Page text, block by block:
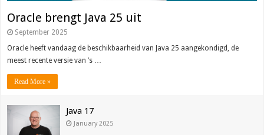
Oracle brengt Java 25 uit
September 2025
Oracle heeft vandaag de beschikbaarheid van Java 25 aangekondigd, de
meest recente versie van ’s …
Read More »
Java 17
January 2025